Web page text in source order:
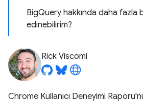
BigQuery hakkında daha fazla
edinebilirim?
Rick Viscomi
Chrome Kullanıcı Deneyimi